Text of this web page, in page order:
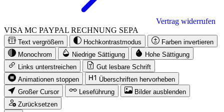
Vertrag widerrufen
VISA MC PAYPAL RECHNUNG SEPA
Text vergrößern Hochkontrastmodus
Farben invertieren
Monochrom
Niedrige Sättigung
Hohe Sättigung
Links unterstreichen
Gut lesbare Schrift
Animationen stoppen
Überschriften hervorheben
Großer Cursor
Leseführung
Bilder ausblenden
Zurücksetzen